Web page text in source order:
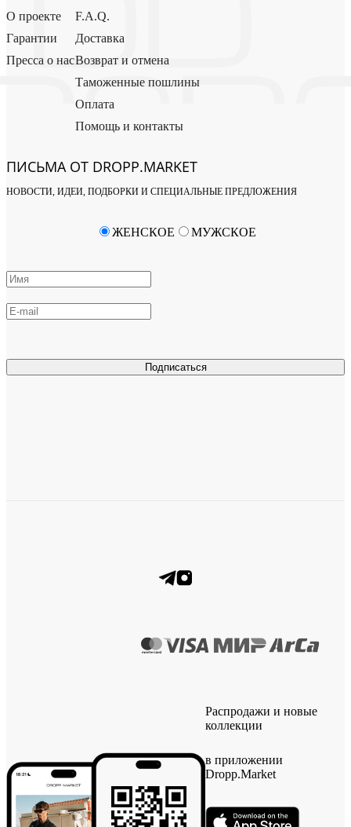
О проекте
Гарантии
Пресса о нас
F.A.Q.
Доставка
Возврат и отмена
Таможенные пошлины
Оплата
Помощь и контакты
ПИСЬМА ОТ DROPP.MARKET
НОВОСТИ, ИДЕИ, ПОДБОРКИ И СПЕЦИАЛЬНЫЕ ПРЕДЛОЖЕНИЯ
Подписаться
ЖЕНСКОЕ МУЖСКОЕ
Распродажи и новые
коллекции
в приложении
Dropp.Market